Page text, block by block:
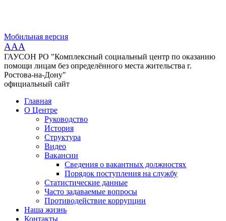
Мобильная версия
AAA
ГАУСОН РО "Комплексный социальный центр по оказанию
помощи лицам без определённого места жительства г.
Ростова-на-Дону"
официальный сайт
Главная
О Центре
Руководство
История
Структура
Видео
Вакансии
Сведения о вакантных должностях
Порядок поступления на службу
Статистические данные
Часто задаваемые вопросы
Противодействие коррупции
Наша жизнь
Контакты